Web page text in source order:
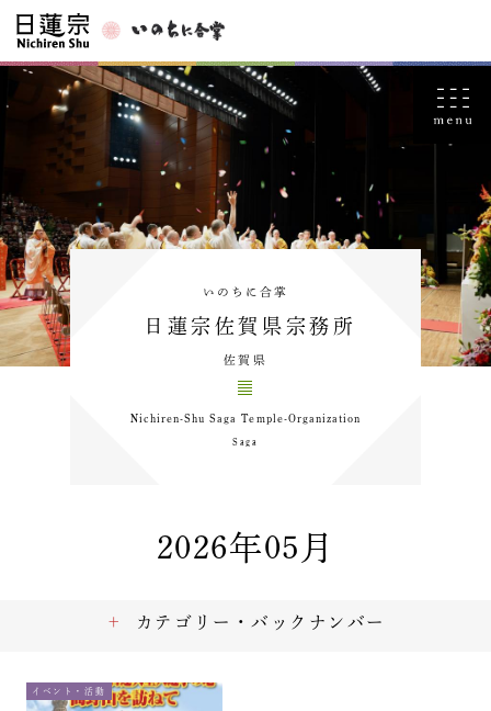
いのちに合掌
日蓮宗佐賀県宗務所
佐賀県
Nichiren-Shu Saga Temple-Organization
Saga
2026年05月
イベント・活動
カテゴリー・バックナンバー